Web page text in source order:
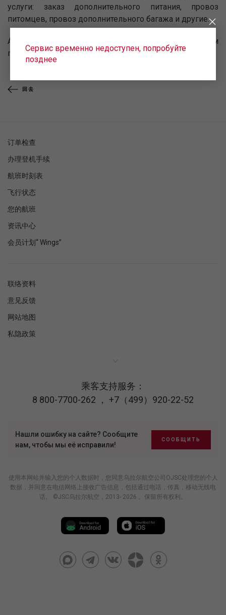
услуги: заказ дополнительного питания, провоз
питомцев, провоз дополнительного багажа и другие.
Авиакомпания «Уральские авиалинии» желает вам
приятного и комфортного полета!
回去
Сервис временно недоступен, попробуйте
позднее
订单检查
办理登机手续
航班时刻表
飞行状态
您的航班
资讯中心
会员计划“ Wings”
联络资料
意见反馈
网站地图
私隐政策
乘客支持服务：
8 800-7700-262 ， +7（499）920-22-52
Нашли ошибку на сайте? Сообщите
нам, чтобы мы её исправили!
СООБЩИТЬ
使用本网站并输入您的个人数据时，您同意乌拉尔航空公司OJSC处理您的个人
数据，并同意在电信网络上接收广告信息，包括通过电话，传真，移动无线电
话。 ©JSC乌拉尔航空，2013- 2026 。保留所有权利。